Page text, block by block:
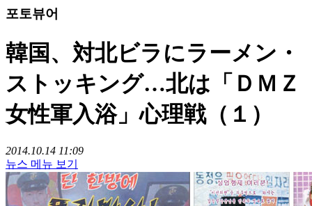
포토뷰어
韓国、対北ビラにラーメン・
ストッキング…北は「ＤＭＺ
女性軍入浴」心理戦（１）
2014.10.14 11:09
뉴스 메뉴 보기